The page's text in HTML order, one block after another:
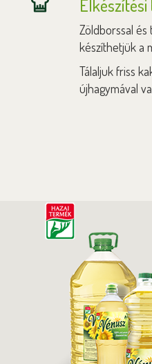
Elkészítési
Zöldborssal és
készíthetjük a
Tálaljuk friss
újhagymával